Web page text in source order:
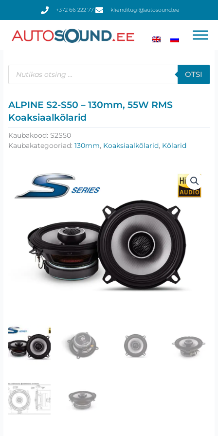
+372 66 222 77 klienditugi@autosound.ee
Products
search
OTSI
ALPINE S2-S50 – 130mm, 55W RMS
Koaksiaalkõlarid
Kaubakood: S2S50
Kaubakategooriad: 130mm, Koaksiaalkõlarid, Kõlarid